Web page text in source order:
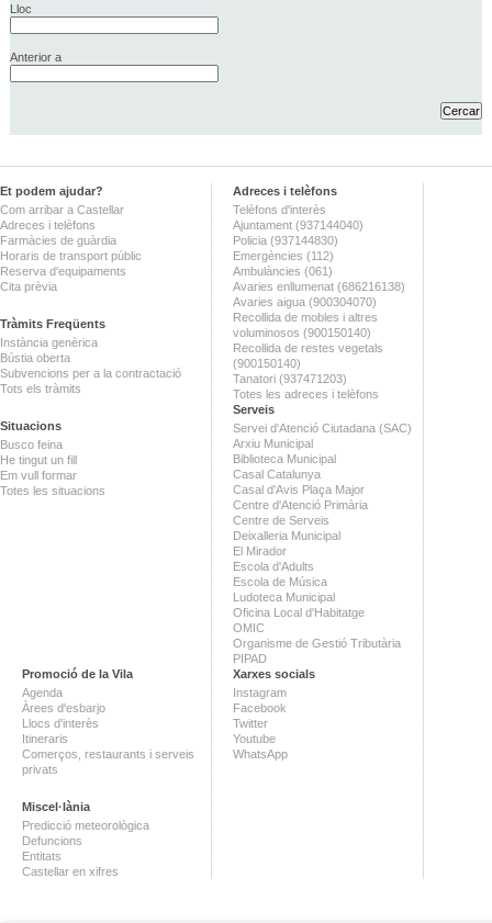
Lloc
Anterior a
Et podem ajudar?
Com arribar a Castellar
Adreces i telèfons
Farmàcies de guàrdia
Horaris de transport públic
Reserva d'equipaments
Cita prèvia
Tràmits Freqüents
Instància genèrica
Bústia oberta
Subvencions per a la contractació
Tots els tràmits
Situacions
Busco feina
He tingut un fill
Em vull formar
Totes les situacions
Adreces i telèfons
Telèfons d'interès
Ajuntament (937144040)
Policia (937144830)
Emergències (112)
Ambulàncies (061)
Avaries enllumenat (686216138)
Avaries aigua (900304070)
Recollida de mobles i altres
voluminosos (900150140)
Recollida de restes vegetals
(900150140)
Tanatori (937471203)
Totes les adreces i telèfons
Serveis
Servei d'Atenció Ciutadana (SAC)
Arxiu Municipal
Biblioteca Municipal
Casal Catalunya
Casal d'Avis Plaça Major
Centre d'Atenció Primària
Centre de Serveis
Deixalleria Municipal
El Mirador
Escola d'Adults
Escola de Música
Ludoteca Municipal
Oficina Local d'Habitatge
OMIC
Organisme de Gestió Tributària
PIPAD
Promoció de la Vila
Agenda
Àrees d'esbarjo
Llocs d'interès
Itineraris
Comerços, restaurants i serveis
privats
Miscel·lània
Predicció meteorològica
Defuncions
Entitats
Castellar en xifres
Xarxes socials
Instagram
Facebook
Twitter
Youtube
WhatsApp